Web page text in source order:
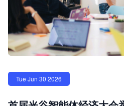
Tue Jun 30 2026